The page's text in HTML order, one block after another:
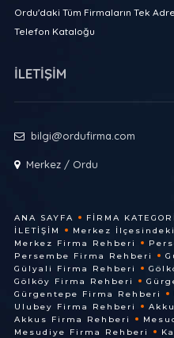
Ordu'daki Tüm Firmaların Tek
Telefon Kataloğu
İLETİŞİM
bilgi@ordufirma.com
Merkez / Ordu
ANA SAYFA FIRMA
İLETIŞIM
Merkez
Merkez Firma Rehberi
Persembe Firma Rehberi
Gülyali Firma Rehberi
Gölköy Firma Rehberi
Gürgentepe Firma Rehberi
Ulubey Firma Rehberi
Akkus Firma Rehberi
Mesudiye Firma Rehberi